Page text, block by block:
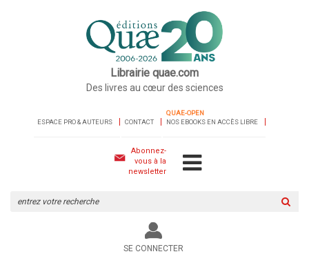
Librairie quae.com
Des livres au cœur des sciences
ESPACE PRO & AUTEURS CONTACT
QUAE-OPEN
NOS EBOOKS EN ACCÈS LIBRE
Abonnez-
vous à la
newsletter
le
site
SE CONNECTER